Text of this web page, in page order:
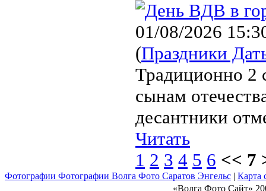
01/08/2026
(Праздники
Традиционно 2
сынам
десантники
Читать
1 2 3 4 5 6 << 7
Фотографии Фотографии Волга Фото Саратов Энгельс | Карта
«Волга Фото Сайт»